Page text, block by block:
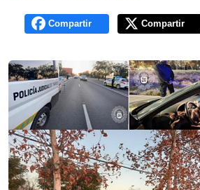
Compartir Compartir